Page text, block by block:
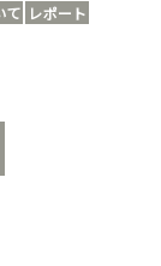
て レポート